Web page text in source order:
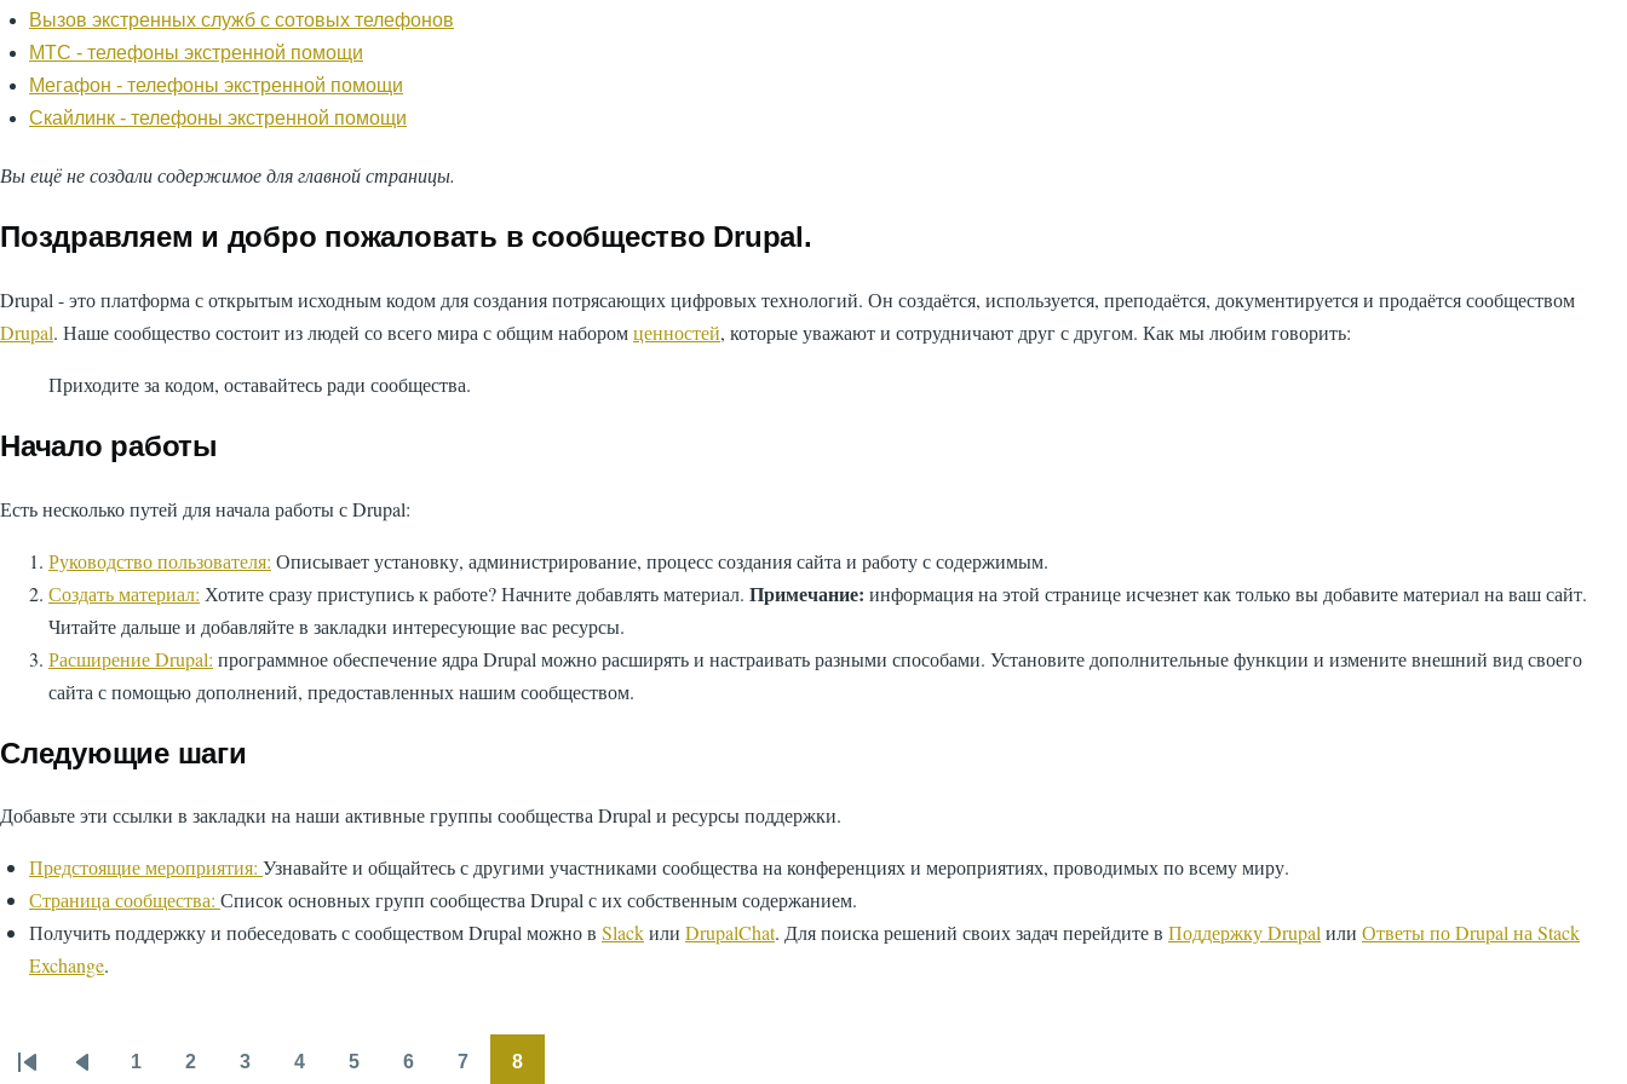
Вызов экстренных служб с сотовых телефонов
МТС - телефоны экстренной помощи
Мегафон - телефоны экстренной помощи
Скайлинк - телефоны экстренной помощи
Вы ещё не создали содержимое для главной страницы.
Поздравляем и добро пожаловать в сообщество Drupal.
Drupal - это платформа с открытым исходным кодом для создания потрясающих цифровых технологий. Он создаётся, используется, преподаётся, документируется и продаётся сообществом
Drupal. Наше сообщество состоит из людей со всего мира с общим наборомценностей, которые уважают и сотрудничают друг с другом. Как мы любим говорить:
Приходите за кодом, оставайтесь ради сообщества.
Начало работы
Есть несколько путей для начала работы с Drupal:
Руководство пользователя: Описывает установку, администрирование, процесс создания сайта и работу с содержимым.
Создать материал: Хотите сразу приступись к работе? Начните добавлять материал. Примечание: информация на этой странице исчезнет как только вы добавите материал на ваш сайт.
Читайте дальше и добавляйте в закладки интересующие вас ресурсы.
Расширение Drupal: программное обеспечение ядра Drupal можно расширять и настраивать разными способами. Установите дополнительные функции и измените внешний вид своего
сайта с помощью дополнений, предоставленных нашим сообществом.
Следующие шаги
Добавьте эти ссылки в закладки на наши активные группы сообщества Drupal и ресурсы поддержки.
Предстоящие мероприятия: Узнавайте и общайтесь с другими участниками сообщества на конференциях и мероприятиях, проводимых по всему миру.
Страница сообщества: Список основных групп сообщества Drupal с их собственным содержанием.
Получить поддержку и побеседовать с сообществом Drupal можно в Slackили DrupalChat. Для поиска решений своих задач перейдите в Поддержку Drupalили Ответы по Drupal на Stack
Exchange.
Нумерация
ПерваяПредыдущая
1 2 3 4 5 6 7 8